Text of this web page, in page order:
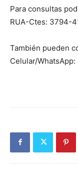
Para consultas
RUA-Ctes: 3794-
También pueden
Celular/